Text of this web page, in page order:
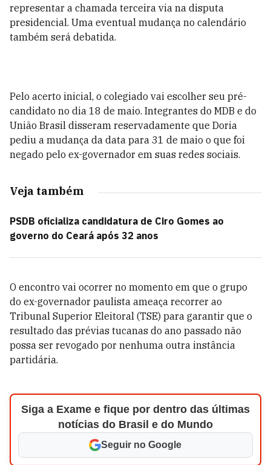
representar a chamada terceira via na disputa
presidencial. Uma eventual mudança no calendário
também será debatida.
Pelo acerto inicial, o colegiado vai escolher seu pré-
candidato no dia 18 de maio. Integrantes do MDB e do
União Brasil disseram reservadamente que Doria
pediu a mudança da data para 31 de maio o que foi
negado pelo ex-governador em suas redes sociais.
Veja também
PSDB oficializa candidatura de Ciro Gomes ao
governo do Ceará após 32 anos
O encontro vai ocorrer no momento em que o grupo
do ex-governador paulista ameaça recorrer ao
Tribunal Superior Eleitoral (TSE) para garantir que o
resultado das prévias tucanas do ano passado não
possa ser revogado por nenhuma outra instância
partidária.
Siga a Exame e fique por dentro das últimas
notícias do Brasil e do Mundo
Seguir no Google